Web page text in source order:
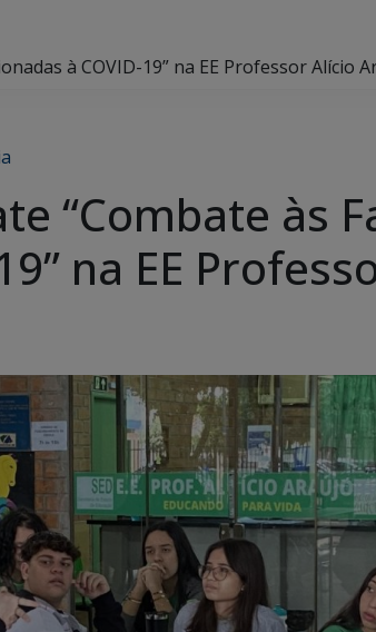
à COVID-19” na EE Professor Alício
“Combate às
na EE